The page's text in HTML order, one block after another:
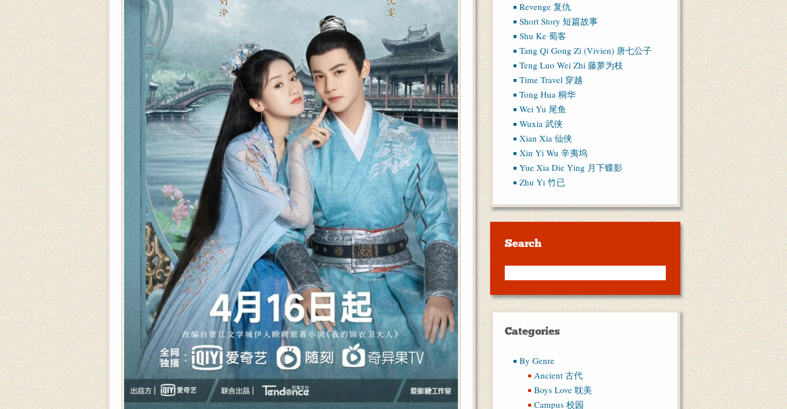
Revenge 复仇
Short Story 短篇故事
Shu Ke 蜀客
Tang Qi Gong Zi (Vivien) 唐七公子
Teng Luo Wei Zhi 藤萝为枝
Time Travel 穿越
Tong Hua 桐华
Wei Yu 尾鱼
Wuxia 武侠
Xian Xia 仙侠
Xin Yi Wu 辛夷坞
Yue Xia Die Ying 月下蝶影
Zhu Yi 竹已
Search
Categories
By Genre
Ancient 古代
Boys Love 耽美
Campus 校园